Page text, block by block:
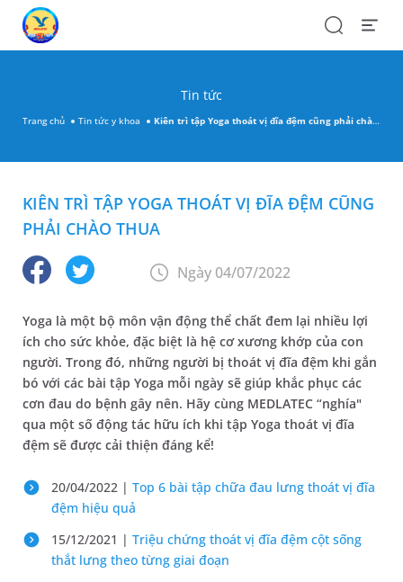
SearchOpen
Tin tức
Trang chủ Tin tức y khoa Kiên trì tập Yoga thoát vị đĩa đệm cũng phải chào thua
KIÊN TRÌ TẬP YOGA THOÁT VỊ ĐĨA ĐỆM CŨNG
PHẢI CHÀO THUA
Ngày 04/07/2022
Yoga là một bộ môn vận động thể chất đem lại nhiều lợi
ích cho sức khỏe, đặc biệt là hệ cơ xương khớp của con
người. Trong đó, những người bị thoát vị đĩa đệm khi gắn
bó với các bài tập Yoga mỗi ngày sẽ giúp khắc phục các
cơn đau do bệnh gây nên. Hãy cùng MEDLATEC “nghía"
qua một số động tác hữu ích khi tập Yoga thoát vị đĩa
đệm sẽ được cải thiện đáng kể!
20/04/2022 | Top 6 bài tập chữa đau lưng thoát vị đĩa
đệm hiệu quả
15/12/2021 | Triệu chứng thoát vị đĩa đệm cột sống
thắt lưng theo từng giai đoạn